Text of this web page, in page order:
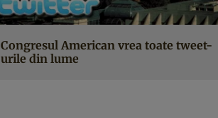
Congresul American vrea toate tweet-
urile din lume